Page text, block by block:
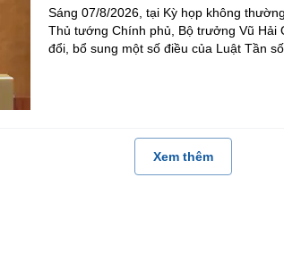
Sáng 07/8/2026, tại Kỳ họp không
Thủ tướng Chính phủ, Bộ trưởng Vũ
đổi, bổ sung một số điều của Luật Tần
Xem thêm